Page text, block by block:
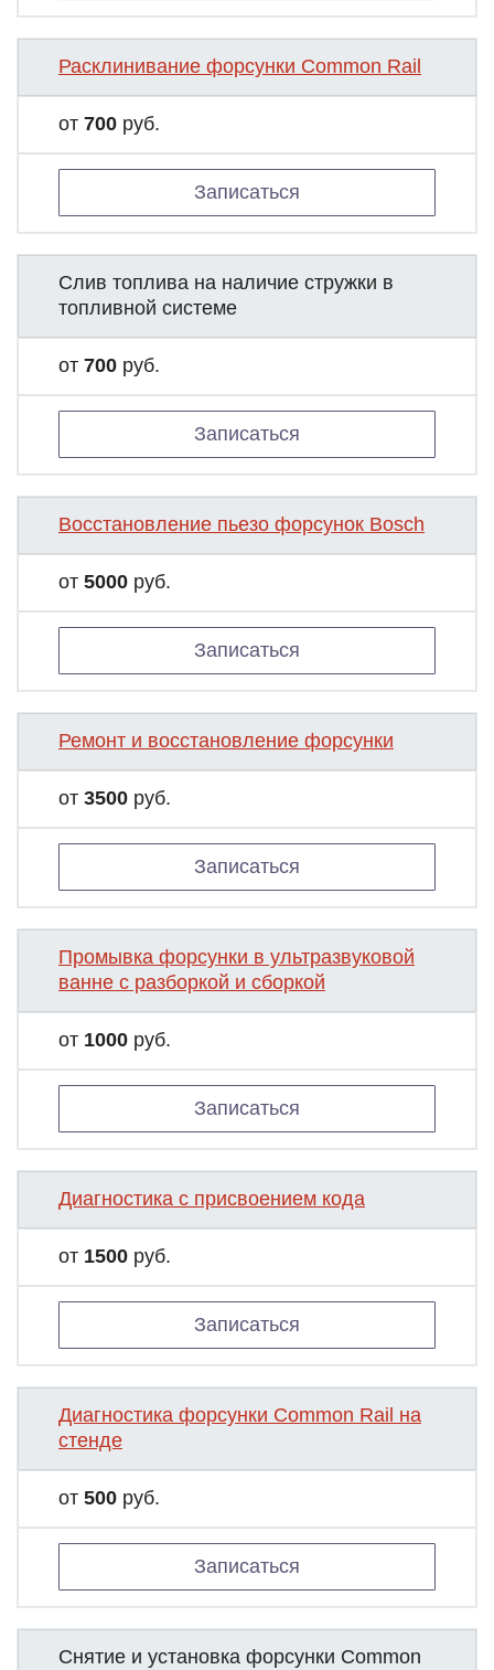
Расклинивание форсунки Common Rail
от 700 руб.
Записаться
Слив топлива на наличие стружки в
топливной системе
от 700 руб.
Записаться
Восстановление пьезо форсунок Bosch
от 5000 руб.
Записаться
Ремонт и восстановление форсунки
от 3500 руб.
Записаться
Промывка форсунки в ультразвуковой
ванне с разборкой и сборкой
от 1000 руб.
Записаться
Диагностика с присвоением кода
от 1500 руб.
Записаться
Диагностика форсунки Common Rail на
стенде
от 500 руб.
Записаться
Снятие и установка форсунки Common